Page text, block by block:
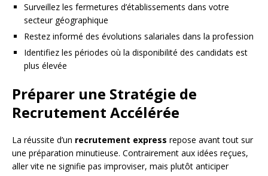
Surveillez les fermetures d’établissements dans votre
secteur géographique
Restez informé des évolutions salariales dans la profession
Identifiez les périodes où la disponibilité des candidats est
plus élevée
Préparer une Stratégie de
Recrutement Accélérée
La réussite d’un recrutement express repose avant tout sur
une préparation minutieuse. Contrairement aux idées reçues,
aller vite ne signifie pas improviser, mais plutôt anticiper